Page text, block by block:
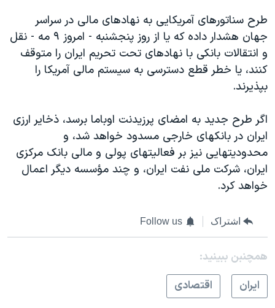
طرح سناتورهای آمریکایی به نهادهای مالی در سراسر
جهان هشدار داده‌ که یا از روز پنجشنبه - امروز ۹ مه - نقل
و انتقالات بانکی با نهادهای تحت تحریم ایران را متوقف
کنند، یا خطر قطع دسترسی به سیستم مالی آمریکا را
بپذیرند.
اگر طرح جدید به امضای پرزیدنت اوباما برسد، ذخایر ارزی
ایران در بانکهای خارجی مسدود خواهد شد، و
محدودیتهایی نیز بر فعالیتهای پولی و مالی بانک مرکزی
ایران، شرکت ملی نفت ایران، و چند مؤسسه دیگر اعمال
خواهد کرد.
اشتراک Follow us
همچنبن ببینید:
ايران
اقتصادی